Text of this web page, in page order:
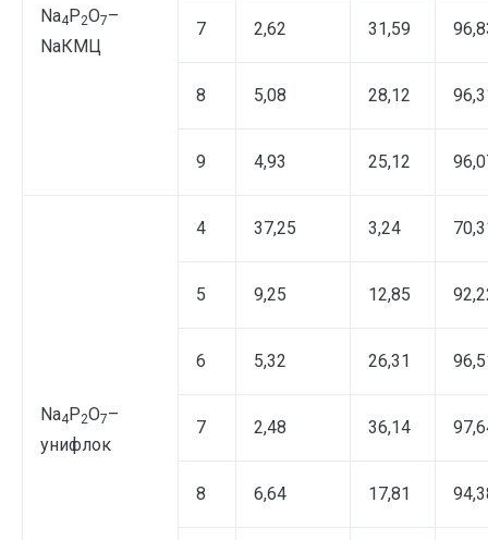
Na4P2O7–
NaКМЦ
7 2,62 31,59
8 5,08 28,12
9 4,93 25,12
Na4P2O7–
унифлок
4 37,25 3,24
5 9,25 12,85
6 5,32 26,31
7 2,48 36,14
8 6,64 17,81